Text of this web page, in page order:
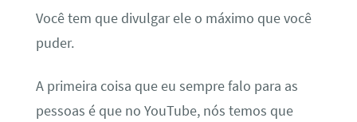
Você tem que divulgar ele o máximo que você
puder.
A primeira coisa que eu sempre falo para as
pessoas é que no YouTube, nós temos que